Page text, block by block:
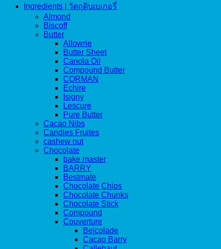
Ingredients | วัตถุดิบเบเกอรี่
Almond
Biscoff
Butter
Allowrie
Butter Sheet
Canola Oil
Compound Butter
CORMAN
Echire
Isigny
Lescure
Pure Butter
Cacao Nibs
Candies Fruites
cashew nut
Chocolate
bake master
BARRY
Bestmate
Chocolate Chips
Chocolate Chunks
Chocolate Stick
Compound
Couverture
Belcolade
Cacao Barry